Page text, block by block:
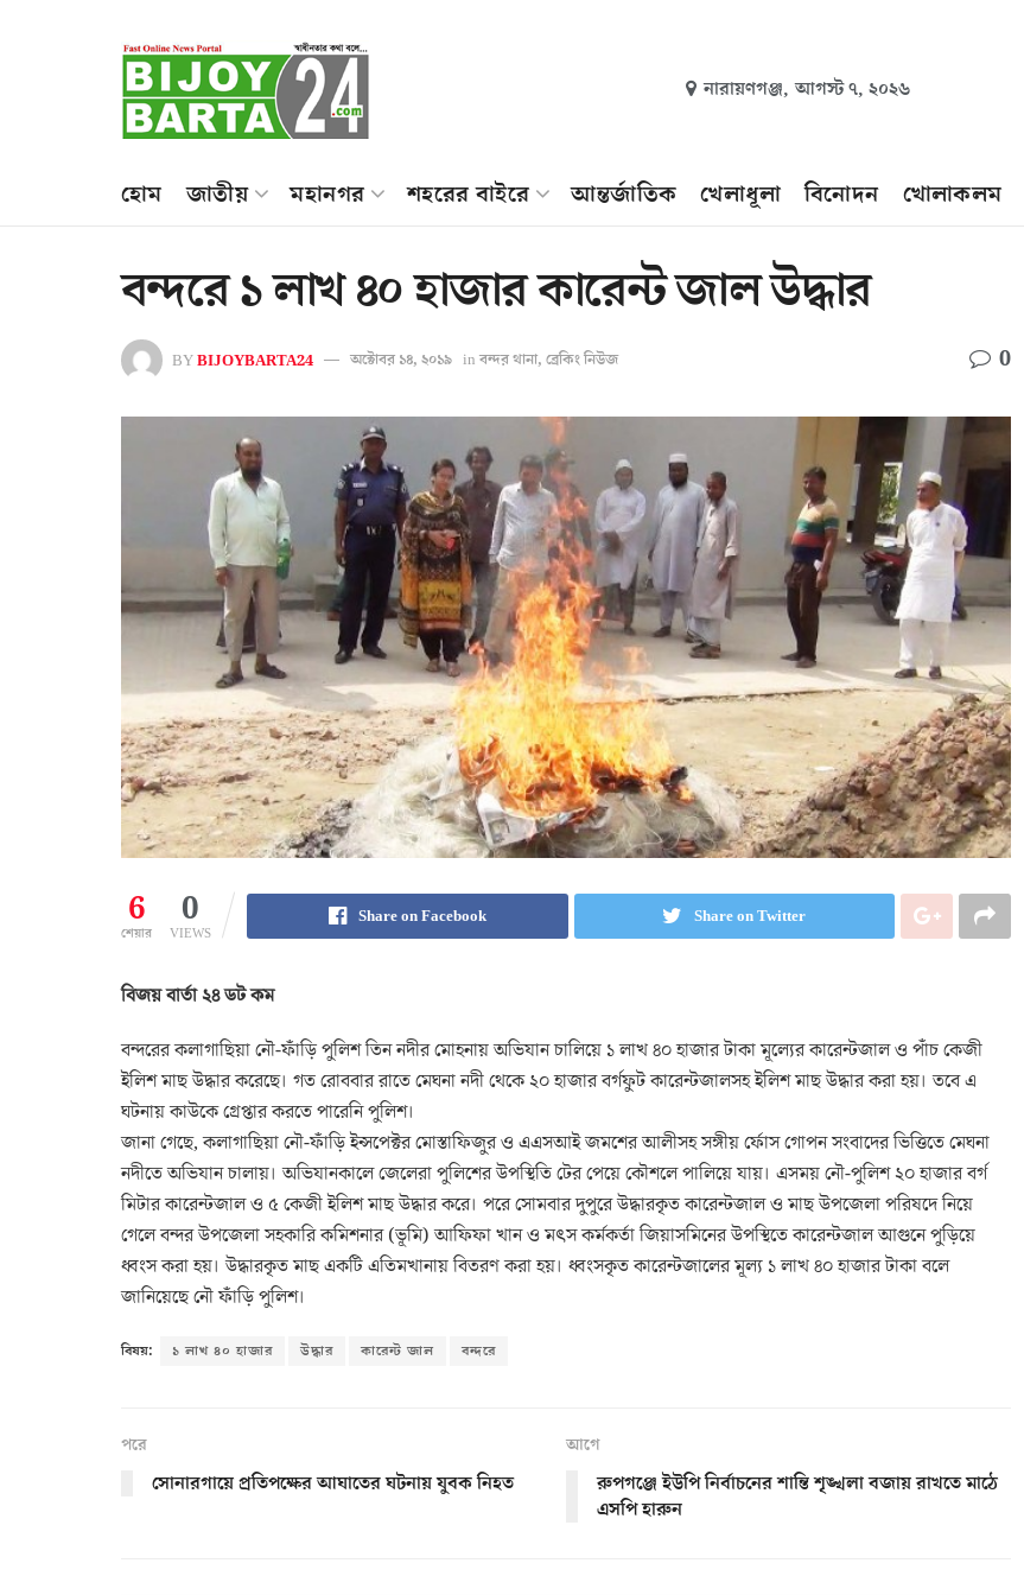
নারায়ণগঞ্জ, আগস্ট ৭, ২০২৬
হোম জাতীয় মহানগর শহরের বাইরে আন্তর্জাতিক খেলাধূলা বিনোদন খোলাকলম
বন্দরে ১ লাখ ৪০ হাজার কারেন্ট জাল উদ্ধার
BYBIJOYBARTA24 অক্টোবর ১৪, ২০১৯ in বন্দর থানা, ব্রেকিং নিউজ 0
6
শেয়ার
0
VIEWS
Share on Facebook Share on Twitter
বিজয় বার্তা ২৪ ডট কম
বন্দরের কলাগাছিয়া নৌ-ফাঁড়ি পুলিশ তিন নদীর মোহনায় অভিযান চালিয়ে ১ লাখ ৪০ হাজার টাকা মূল্যের কারেন্টজাল ও পাঁচ কেজী
ইলিশ মাছ উদ্ধার করেছে। গত রোববার রাতে মেঘনা নদী থেকে ২০ হাজার বর্গফুট কারেন্টজালসহ ইলিশ মাছ উদ্ধার করা হয়। তবে এ
ঘটনায় কাউকে গ্রেপ্তার করতে পারেনি পুলিশ।
জানা গেছে, কলাগাছিয়া নৌ-ফাঁড়ি ইন্সপেক্টর মোস্তাফিজুর ও এএসআই জমশের আলীসহ সঙ্গীয় র্ফোস গোপন সংবাদের ভিত্তিতে মেঘনা
নদীতে অভিযান চালায়। অভিযানকালে জেলেরা পুলিশের উপস্থিতি টের পেয়ে কৌশলে পালিয়ে যায়। এসময় নৌ-পুলিশ ২০ হাজার বর্গ
মিটার কারেন্টজাল ও ৫ কেজী ইলিশ মাছ উদ্ধার করে। পরে সোমবার দুপুরে উদ্ধারকৃত কারেন্টজাল ও মাছ উপজেলা পরিষদে নিয়ে
গেলে বন্দর উপজেলা সহকারি কমিশনার (ভূমি) আফিফা খান ও মৎস কর্মকর্তা জিয়াসমিনের উপস্থিতে কারেন্টজাল আগুনে পুড়িয়ে
ধ্বংস করা হয়। উদ্ধারকৃত মাছ একটি এতিমখানায় বিতরণ করা হয়। ধ্বংসকৃত কারেন্টজালের মূল্য ১ লাখ ৪০ হাজার টাকা বলে
জানিয়েছে নৌ ফাঁড়ি পুলিশ।
বিষয়: ১ লাখ ৪০ হাজার উদ্ধার কারেন্ট জাল বন্দরে
পরে
সোনারগায়ে প্রতিপক্ষের আঘাতের ঘটনায় যুবক নিহত
আগে
রুপগঞ্জে ইউপি নির্বাচনের শান্তি শৃঙ্খলা বজায় রাখতে মাঠে
এসপি হারুন